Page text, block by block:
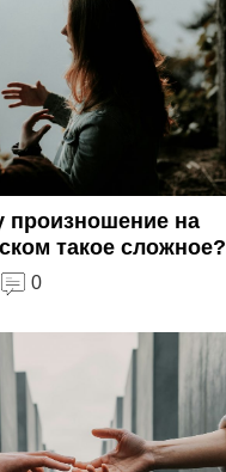
произношение на
такое сложное?
0